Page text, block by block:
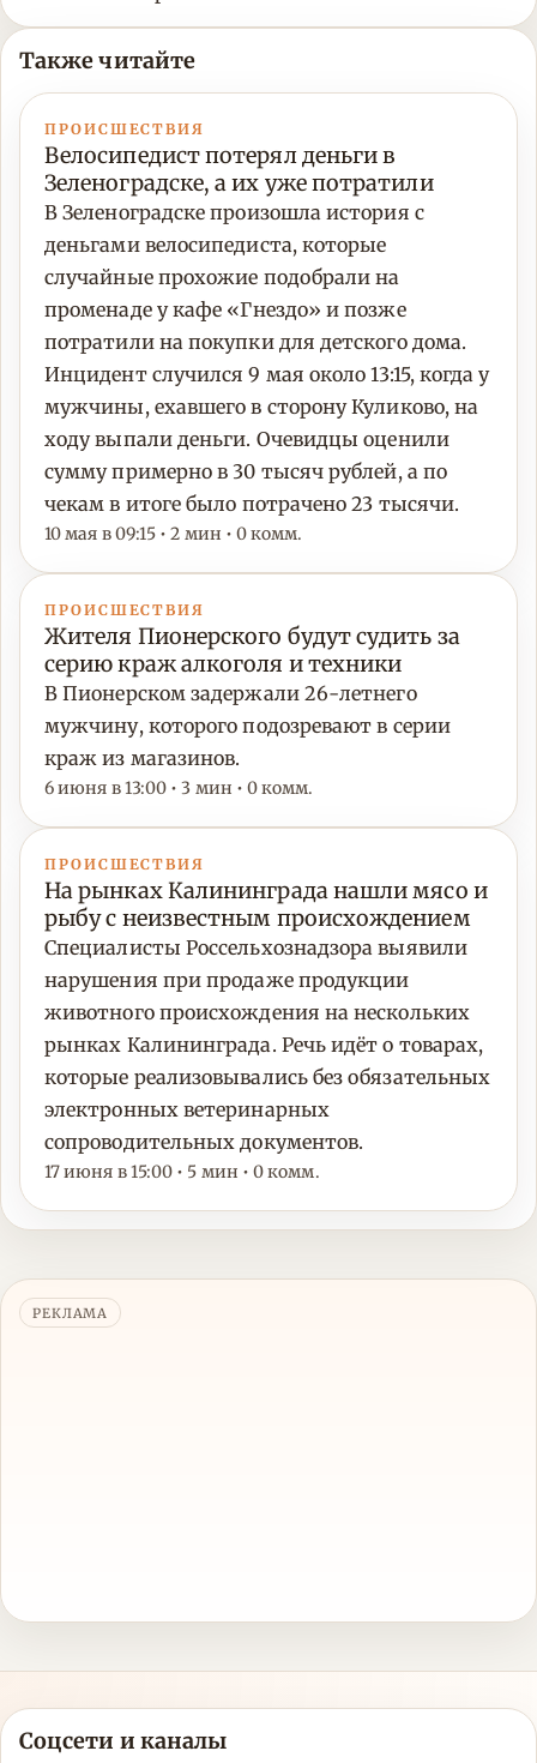
Также читайте
ПРОИСШЕСТВИЯ
Велосипедист потерял деньги в
Зеленоградске, а их уже потратили
В Зеленоградске произошла история с
деньгами велосипедиста, которые
случайные прохожие подобрали на
променаде у кафе «Гнездо» и позже
потратили на покупки для детского дома.
Инцидент случился 9 мая около 13:15, когда у
мужчины, ехавшего в сторону Куликово, на
ходу выпали деньги. Очевидцы оценили
сумму примерно в 30 тысяч рублей, а по
чекам в итоге было потрачено 23 тысячи.
10 мая в 09:15 • 2 мин • 0 комм.
ПРОИСШЕСТВИЯ
Жителя Пионерского будут судить за
серию краж алкоголя и техники
В Пионерском задержали 26-летнего
мужчину, которого подозревают в серии
краж из магазинов.
6 июня в 13:00 • 3 мин • 0 комм.
ПРОИСШЕСТВИЯ
На рынках Калининграда нашли мясо и
рыбу с неизвестным происхождением
Специалисты Россельхознадзора выявили
нарушения при продаже продукции
животного происхождения на нескольких
рынках Калининграда. Речь идёт о товарах,
которые реализовывались без обязательных
электронных ветеринарных
сопроводительных документов.
17 июня в 15:00 • 5 мин • 0 комм.
РЕКЛАМА
Соцсети и каналы